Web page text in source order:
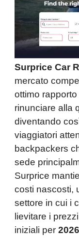
Surprice Car
mercato
ottimo
rinunciare alla
diventando
viaggiatori
backpackers
sede
Surprice
costi nascosti,
settore in cui i
lievitare i
iniziali per 2026